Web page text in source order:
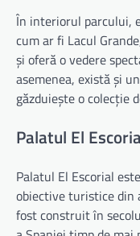
În interiorul parcului,
cum ar fi Lacul
și oferă o vedere
asemenea, există și
găzduiește o colecție
Palatul El
Palatul El Escorial
obiective turistice din
fost construit în